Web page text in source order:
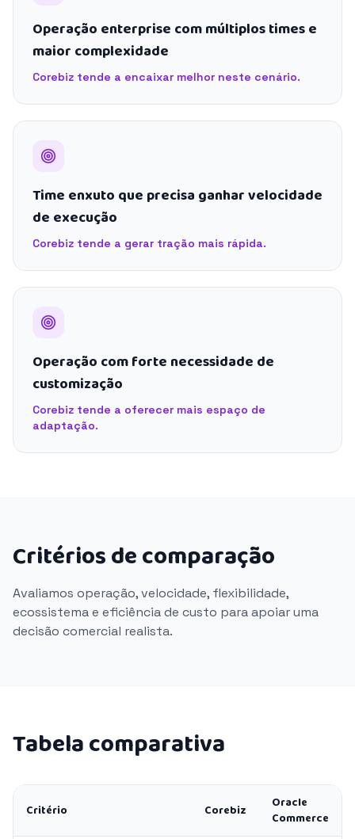
Operação enterprise com múltiplos times e
maior complexidade
Corebiz tende a encaixar melhor neste cenário.
Time enxuto que precisa ganhar velocidade
de execução
Corebiz tende a gerar tração mais rápida.
Operação com forte necessidade de
customização
Corebiz tende a oferecer mais espaço de
adaptação.
Critérios de comparação
Avaliamos operação, velocidade, flexibilidade,
ecossistema e eficiência de custo para apoiar uma
decisão comercial realista.
Tabela comparativa
Critério Corebiz
Oracle
Commerce